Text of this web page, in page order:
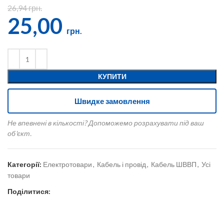
26,94грн.
25,00 грн.
КУПИТИ
Швидке замовлення
Не впевнені в кількості? Допоможемо розрахувати під ваш
об'єкт.
Категорії: Електротовари, Кабель і провід, Кабель ШВВП, Усі
товари
Поділитися: